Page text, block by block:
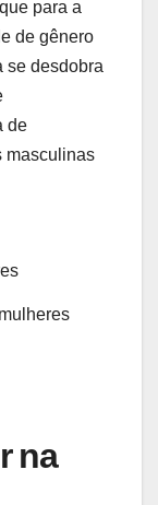
para a
de gênero
se desdobra
de
masculinas
na